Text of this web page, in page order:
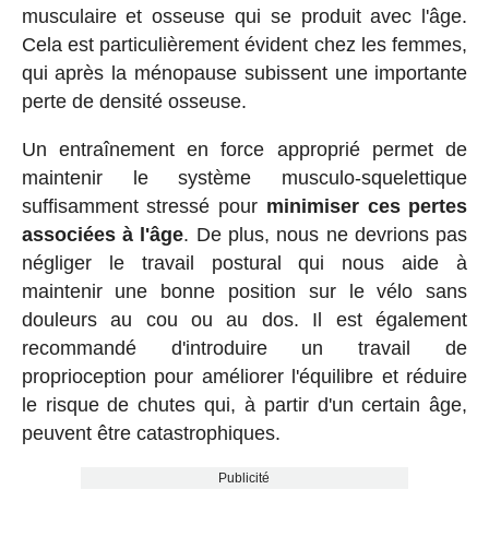
musculaire et osseuse qui se produit avec l'âge.
Cela est particulièrement évident chez les femmes,
qui après la ménopause subissent une importante
perte de densité osseuse.
Un entraînement en force approprié permet de
maintenir le système musculo-squelettique
suffisamment stressé pour minimiser ces pertes
associées à l'âge. De plus, nous ne devrions pas
négliger le travail postural qui nous aide à
maintenir une bonne position sur le vélo sans
douleurs au cou ou au dos. Il est également
recommandé d'introduire un travail de
proprioception pour améliorer l'équilibre et réduire
le risque de chutes qui, à partir d'un certain âge,
peuvent être catastrophiques.
Publicité